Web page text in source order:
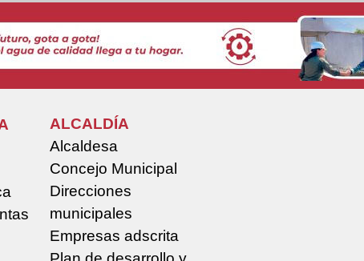
ALCALDÍA
Alcaldesa
Concejo Municipal
Direcciones
municipales
Empresas adscrita